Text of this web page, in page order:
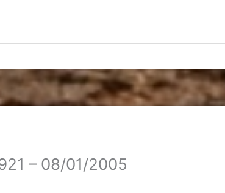
– 08/01/2005